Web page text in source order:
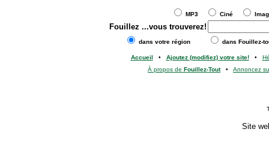
MP3 Ciné
Fouillez ...vous trouverez!
dans votre région dans Fouillez-
Accueil • Ajoutez (modifiez) votre site!•
À propos de Fouillez-Tout• Annoncez
Site